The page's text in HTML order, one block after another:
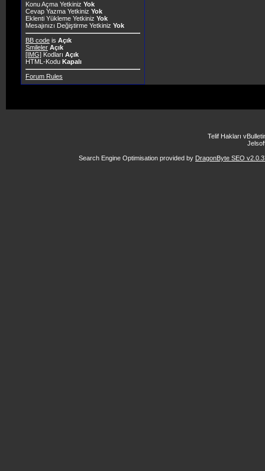
Konu Açma Yetkiniz Yok
Cevap Yazma Yetkiniz Yok
Eklenti Yükleme Yetkiniz Yok
Mesajınızı Değiştirme Yetkiniz Yok
BB code is Açık
Smileler Açık
[IMG] Kodları Açık
HTML-Kodu Kapalı
Forum Rules
Telif Hakları
Search Engine Optimisation provided by DragonByte SEO